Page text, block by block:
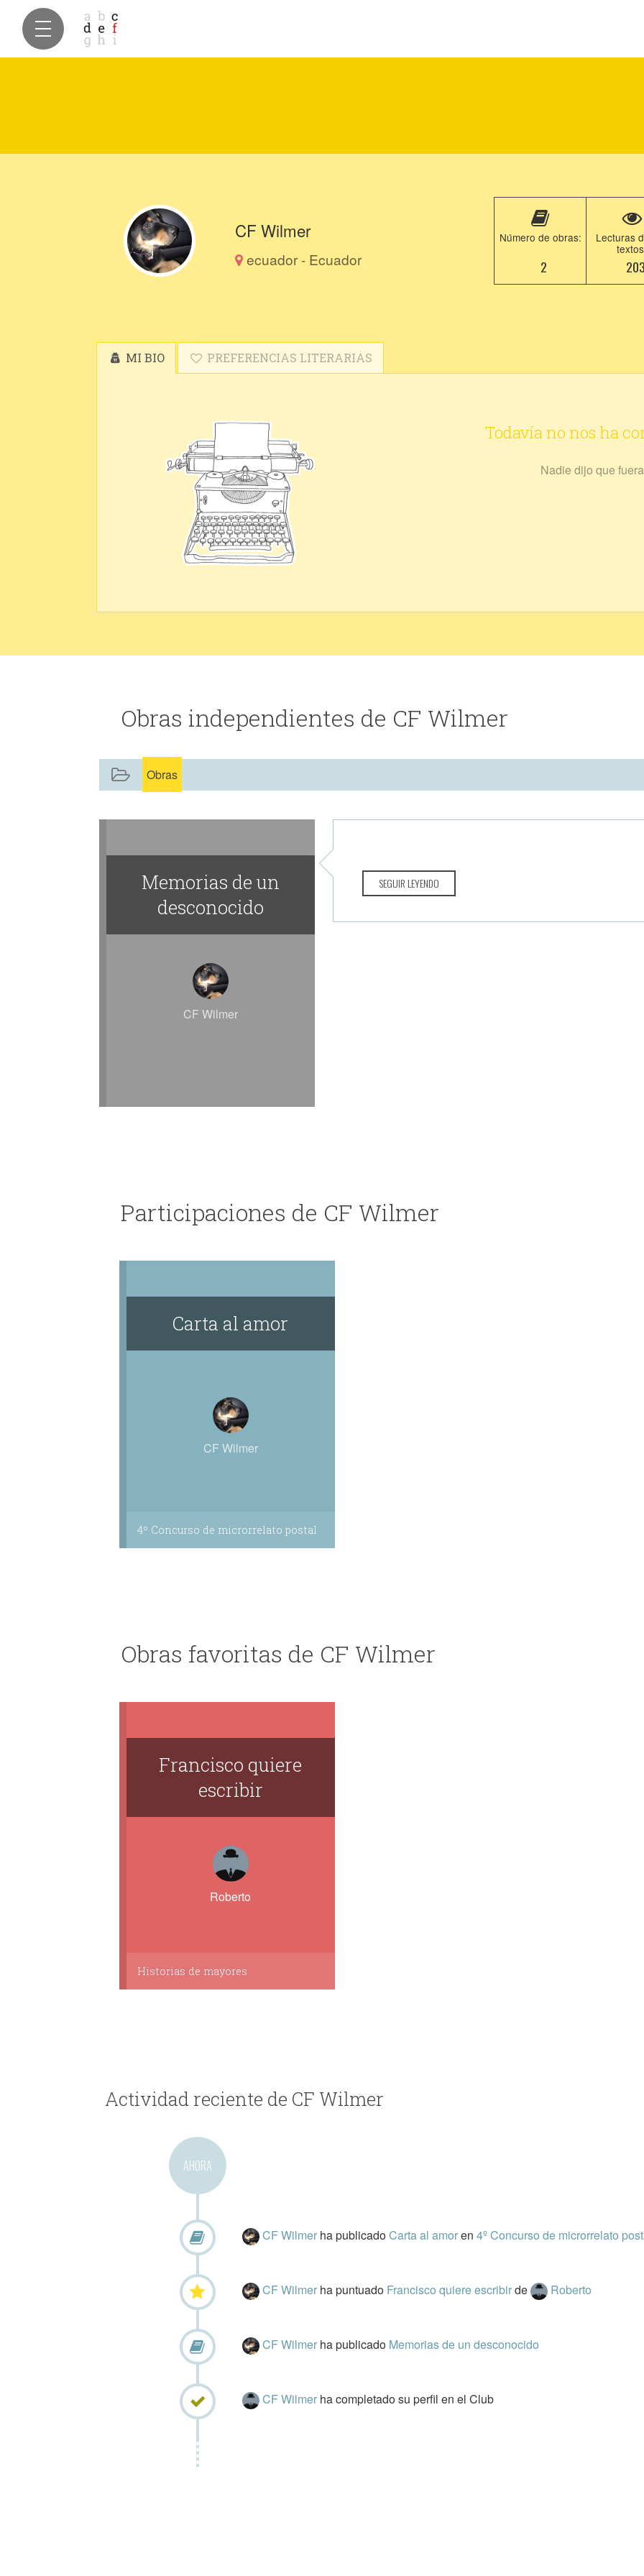
CF Wilmer
ecuador - Ecuador
Número de obras:
2
Lecturas
MI BIO PREFERENCIAS LITERARIAS
Todavía no nos ha
Nadie dijo que
Obras independientes de CF Wilmer
Obras
Memorias de un
desconocido
CF Wilmer
SEGUIR LEYENDO
Participaciones de CF Wilmer
Carta al amor
CF Wilmer
4º Concurso de microrrelato postal
Obras favoritas de CF Wilmer
Francisco quiere
escribir
Roberto
Historias de mayores
Actividad reciente de CF Wilmer
AHORA
CF Wilmer ha publicadoCarta al amoren 4º Concurso de microrrelato
CF Wilmer ha puntuado Francisco quiere escribirde Roberto
CF Wilmer ha publicado Memorias de un desconocido
CF Wilmerha completado su perfil en el Club